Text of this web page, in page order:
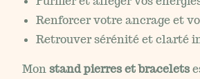
Renforcer votre ancrage et
Retrouver sérénité et clarté
Monstand pierres et bracelets